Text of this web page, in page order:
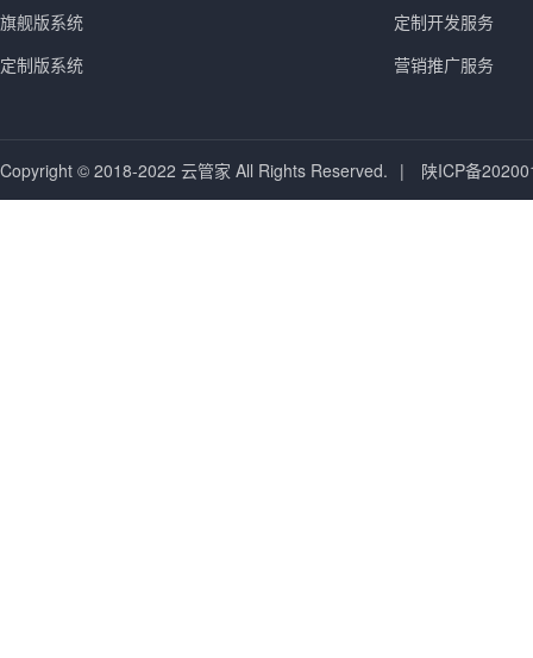
旗舰版系统
定制版系统
定制开发服务
营销推广服务
Copyright © 2018-2022 云管家 All Rights Reserved. | 陕ICP备